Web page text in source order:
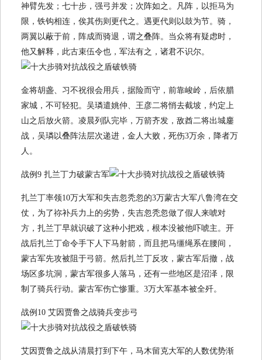
神臂先发；七十步，强弓并发；次阵如之。凡阵，以拒马为
限，铁钩相连，俟其伤则更代之。遇更代则以鼓为节。骑，
两翼以蔽于前，阵成而骑退，谓之叠阵。当众将有疑虑时，
他又解释，此古束伍令也，军法有之，诸君不识尔。
金将胡盏、习不祝很会用兵，据险而守，前靠峻岭，后依腊
家城，不可轻犯。吴璘遣姚仲、王彦二将悄去截坡，约定上
山之后放火箭。凌晨列队完毕，万箭齐发，敌酋二将出城鏖
战，吴璘以叠阵法层次递进，金人大败，死伤3万余，降者万
人。
战例9 扎兰丁力破蒙古军
扎兰丁率领10万大军和失吉忽秃忽的3万蒙古大军八鲁湾在交
仗，为了祢补兵力上的劣势，失吉忽秃忽做了假人来唬对
方，扎兰丁早就识破了这种小把戏，根本没被他吓唬主。开
战后扎兰丁命令手下人下马射箭，而且把马缰绳系在腰间，
蒙古军先攻被阻于弓箭。然后扎兰丁反攻，蒙古军后撤，战
场区多坑洞，蒙古军很多人落马，还有一些地区是沼泽，限
制了骑兵行动。蒙古军伤亡惨重。3万大军基本被全歼。
战例10 艾因贾鲁之战骑兵变步弓
艾因贾鲁之战从清晨打到下午，马木留克大军的人数优势渐